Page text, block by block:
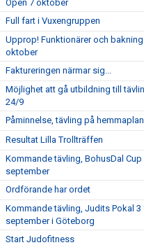
Open 7 oktober
Full fart i Vuxengruppen
Upprop! Funktionärer och
oktober
Faktureringen närmar sig...
Möjlighet att gå utbildning till
24/9
Påminnelse, tävling på
Resultat Lilla Trollträffen
Kommande tävling, BohusDal
september
Ordförande har ordet
Kommande tävling, Judits Pokal 3
september i Göteborg
Start Judofitness